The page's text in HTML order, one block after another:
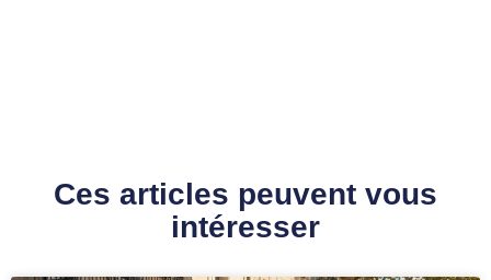
Ces articles peuvent vous
intéresser